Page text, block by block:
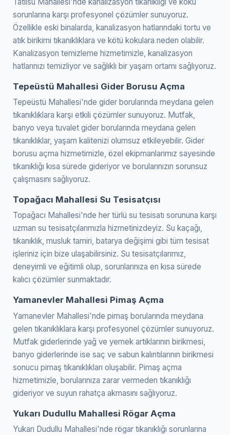
sorunlarına karşı profesyonel çözümler sunuyoruz.
Özellikle eski binalarda, kanalizasyon hatlarındaki tortu ve
atık birikimi tıkanıklıklara ve kötü kokulara neden olabilir.
Kanalizasyon temizleme hizmetimizle, kanalizasyon
hatlarınızı temizliyor ve sağlıklı bir yaşam ortamı sağlıyoruz.
Tepeüstü Mahallesi Gider Borusu Açma
Tepeüstü Mahallesi'nde gider borularında meydana gelen
tıkanıklıklara karşı etkili çözümler sunuyoruz. Mutfak,
banyo veya tuvalet gider borularında meydana gelen
tıkanıklıklar, yaşam kalitenizi olumsuz etkileyebilir. Gider
borusu açma hizmetimizle, özel ekipmanlarımız sayesinde
tıkanıklığı kısa sürede gideriyor ve borularınızın sorunsuz
çalışmasını sağlıyoruz.
Topağacı Mahallesi Su Tesisatçısı
Topağacı Mahallesi'nde her türlü su tesisatı sorununa karşı
uzman su tesisatçılarımızla hizmetinizdeyiz. Su kaçağı,
tıkanıklık, musluk tamiri, batarya değişimi gibi tüm tesisat
işleriniz için bize ulaşabilirsiniz. Su tesisatçılarımız,
deneyimli ve eğitimli olup, sorunlarınıza en kısa sürede
kalıcı çözümler sunmaktadır.
Yamanevler Mahallesi Pimaş Açma
Yamanevler Mahallesi'nde pimaş borularında meydana
gelen tıkanıklıklara karşı profesyonel çözümler sunuyoruz.
Mutfak giderlerinde yağ ve yemek artıklarının birikmesi,
banyo giderlerinde ise saç ve sabun kalıntılarının birikmesi
sonucu pimaş tıkanıklıkları oluşabilir. Pimaş açma
hizmetimizle, borularınıza zarar vermeden tıkanıklığı
gideriyor ve suyun rahatça akmasını sağlıyoruz.
Yukarı Dudullu Mahallesi Rögar Açma
Yukarı Dudullu Mahallesi'nde rögar tıkanıklığı sorunlarına